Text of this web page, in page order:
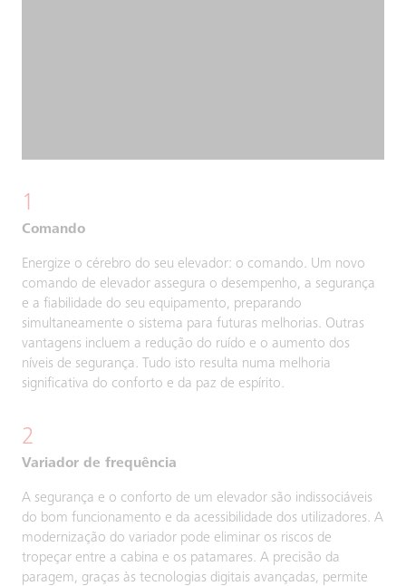
1
Comando
Energize o cérebro do seu elevador: o comando. Um novo
comando de elevador assegura o desempenho, a segurança
e a fiabilidade do seu equipamento, preparando
simultaneamente o sistema para futuras melhorias. Outras
vantagens incluem a redução do ruído e o aumento dos
níveis de segurança. Tudo isto resulta numa melhoria
significativa do conforto e da paz de espírito.
2
Variador de frequência
A segurança e o conforto de um elevador são indissociáveis
do bom funcionamento e da acessibilidade dos utilizadores. A
modernização do variador pode eliminar os riscos de
tropeçar entre a cabina e os patamares. A precisão da
paragem, graças às tecnologias digitais avançadas, permite